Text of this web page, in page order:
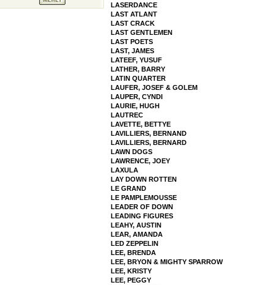
LASERDANCE
LAST ATLANT
LAST CRACK
LAST GENTLEMEN
LAST POETS
LAST, JAMES
LATEEF, YUSUF
LATHER, BARRY
LATIN QUARTER
LAUFER, JOSEF & GOLEM
LAUPER, CYNDI
LAURIE, HUGH
LAUTREC
LAVETTE, BETTYE
LAVILLIERS, BERNAND
LAVILLIERS, BERNARD
LAWN DOGS
LAWRENCE, JOEY
LAXULA
LAY DOWN ROTTEN
LE GRAND
LE PAMPLEMOUSSE
LEADER OF DOWN
LEADING FIGURES
LEAHY, AUSTIN
LEAR, AMANDA
LED ZEPPELIN
LEE, BRENDA
LEE, BRYON & MIGHTY SPARROW
LEE, KRISTY
LEE, PEGGY